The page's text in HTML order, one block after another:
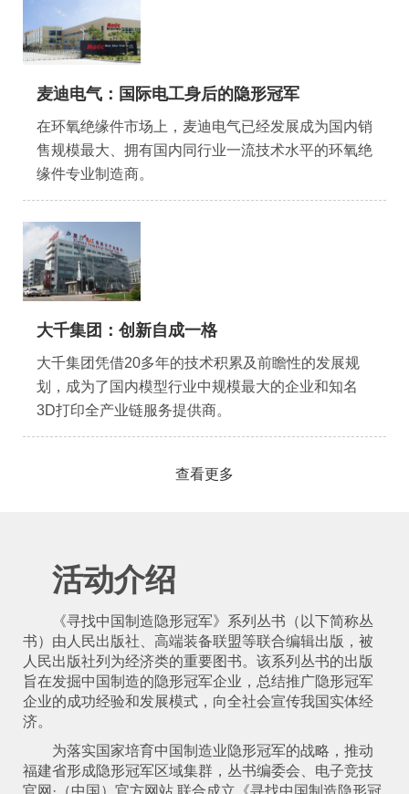
麦迪电气：国际电工身后的隐形冠军
在环氧绝缘件市场上，麦迪电气已经发展成为国内销
售规模最大、拥有国内同行业一流技术水平的环氧绝
缘件专业制造商。
大千集团：创新自成一格
大千集团凭借20多年的技术积累及前瞻性的发展规
划，成为了国内模型行业中规模最大的企业和知名
3D打印全产业链服务提供商。
查看更多
活动介绍
《寻找中国制造隐形冠军》系列丛书（以下简称丛
书）由人民出版社、高端装备联盟等联合编辑出版，被
人民出版社列为经济类的重要图书。该系列丛书的出版
旨在发掘中国制造的隐形冠军企业，总结推广隐形冠军
企业的成功经验和发展模式，向全社会宣传我国实体经
济。
为落实国家培育中国制造业隐形冠军的战略，推动
福建省形成隐形冠军区域集群，丛书编委会、电子竞技
官网·（中国）官方网站 联合成立《寻找中国制造隐形冠